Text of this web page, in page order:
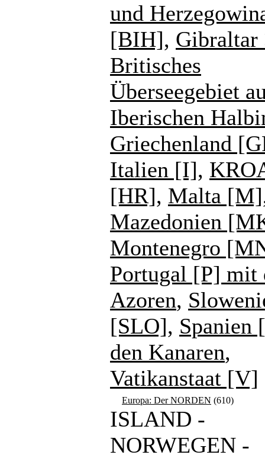
und
[BIH], Gibraltar
Britisches
Überseegebiet
Iberischen
Griechenland
Italien [I],
[HR], Malta [M]
Mazedonien
Montenegro
Portugal [P] mit
Azoren,
[SLO], Spanien
den Kanaren,
Vatikanstaat [V]
Europa: Der NORDEN (610)
ISLAND -
NORWEGEN -